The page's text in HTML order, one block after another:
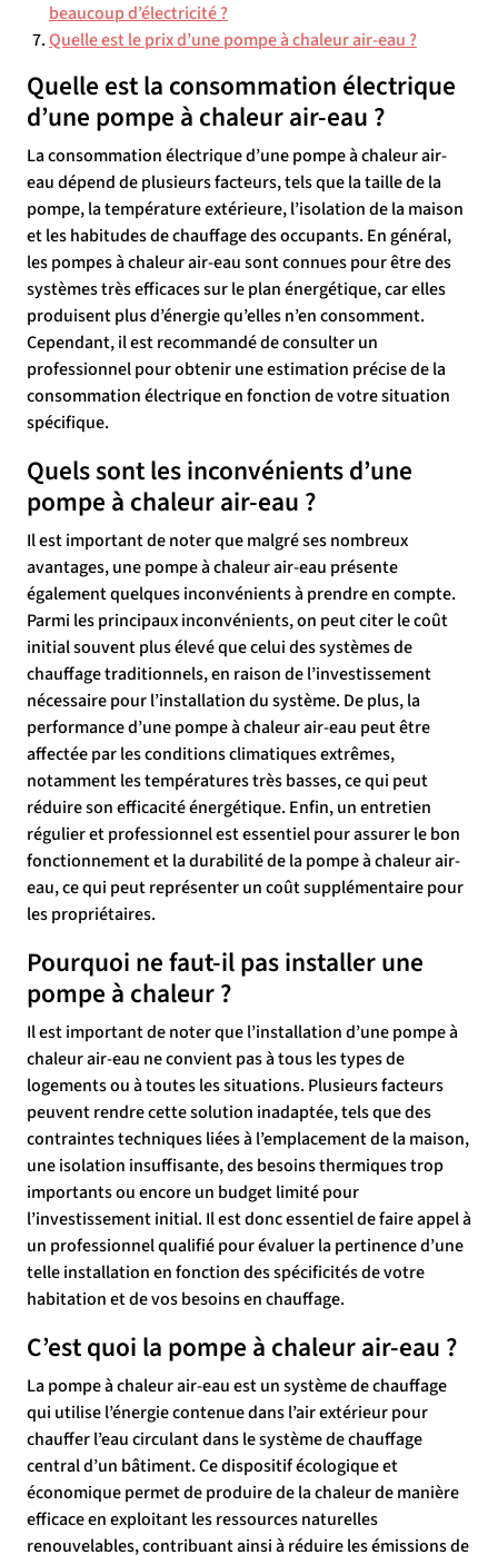
beaucoup d’électricité ?
Quelle est le prix d’une pompe à chaleur air-eau ?
Quelle est la consommation électrique
d’une pompe à chaleur air-eau ?
La consommation électrique d’une pompe à chaleur air-
eau dépend de plusieurs facteurs, tels que la taille de la
pompe, la température extérieure, l’isolation de la maison
et les habitudes de chauffage des occupants. En général,
les pompes à chaleur air-eau sont connues pour être des
systèmes très efficaces sur le plan énergétique, car elles
produisent plus d’énergie qu’elles n’en consomment.
Cependant, il est recommandé de consulter un
professionnel pour obtenir une estimation précise de la
consommation électrique en fonction de votre situation
spécifique.
Quels sont les inconvénients d’une
pompe à chaleur air-eau ?
Il est important de noter que malgré ses nombreux
avantages, une pompe à chaleur air-eau présente
également quelques inconvénients à prendre en compte.
Parmi les principaux inconvénients, on peut citer le coût
initial souvent plus élevé que celui des systèmes de
chauffage traditionnels, en raison de l’investissement
nécessaire pour l’installation du système. De plus, la
performance d’une pompe à chaleur air-eau peut être
affectée par les conditions climatiques extrêmes,
notamment les températures très basses, ce qui peut
réduire son efficacité énergétique. Enfin, un entretien
régulier et professionnel est essentiel pour assurer le bon
fonctionnement et la durabilité de la pompe à chaleur air-
eau, ce qui peut représenter un coût supplémentaire pour
les propriétaires.
Pourquoi ne faut-il pas installer une
pompe à chaleur ?
Il est important de noter que l’installation d’une pompe à
chaleur air-eau ne convient pas à tous les types de
logements ou à toutes les situations. Plusieurs facteurs
peuvent rendre cette solution inadaptée, tels que des
contraintes techniques liées à l’emplacement de la maison,
une isolation insuffisante, des besoins thermiques trop
importants ou encore un budget limité pour
l’investissement initial. Il est donc essentiel de faire appel à
un professionnel qualifié pour évaluer la pertinence d’une
telle installation en fonction des spécificités de votre
habitation et de vos besoins en chauffage.
C’est quoi la pompe à chaleur air-eau ?
La pompe à chaleur air-eau est un système de chauffage
qui utilise l’énergie contenue dans l’air extérieur pour
chauffer l’eau circulant dans le système de chauffage
central d’un bâtiment. Ce dispositif écologique et
économique permet de produire de la chaleur de manière
efficace en exploitant les ressources naturelles
renouvelables, contribuant ainsi à réduire les émissions de